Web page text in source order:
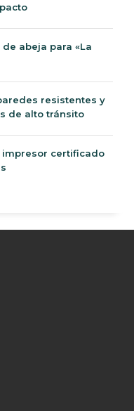
abeja para «La
resistentes y
de alto tránsito
impresor certificado